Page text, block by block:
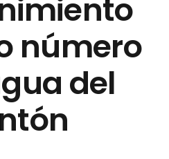
número
del